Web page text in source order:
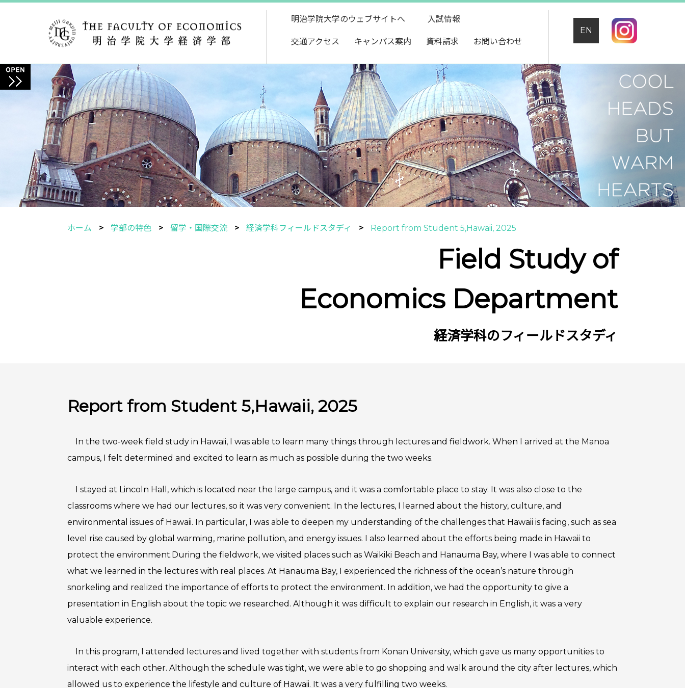
明治学院大学のウェブサイトへ 入試情報
交通アクセス キャンパス案内 資料請求 お問い合わせ
EN
ホーム 学部の特色 留学・国際交流 経済学科フィールドスタディ Report from Student 5,Hawaii, 2025
Field Study of
Economics Department
経済学科のフィールドスタディ
Report from Student 5,Hawaii, 2025
In the two-week field study in Hawaii, I was able to learn many things through lectures and fieldwork. When I arrived at the Manoa
campus, I felt determined and excited to learn as much as possible during the two weeks.
I stayed at Lincoln Hall, which is located near the large campus, and it was a comfortable place to stay. It was also close to the
classrooms where we had our lectures, so it was very convenient. In the lectures, I learned about the history, culture, and
environmental issues of Hawaii. In particular, I was able to deepen my understanding of the challenges that Hawaii is facing, such as sea
level rise caused by global warming, marine pollution, and energy issues. I also learned about the efforts being made in Hawaii to
protect the environment.During the fieldwork, we visited places such as Waikiki Beach and Hanauma Bay, where I was able to connect
what we learned in the lectures with real places. At Hanauma Bay, I experienced the richness of the ocean’s nature through
snorkeling and realized the importance of efforts to protect the environment. In addition, we had the opportunity to give a
presentation in English about the topic we researched. Although it was difficult to explain our research in English, it was a very
valuable experience.
In this program, I attended lectures and lived together with students from Konan University, which gave us many opportunities to
interact with each other. Although the schedule was tight, we were able to go shopping and walk around the city after lectures, which
allowed us to experience the lifestyle and culture of Hawaii. It was a very fulfilling two weeks.